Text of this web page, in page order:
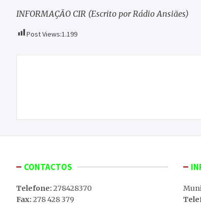
INFORMAÇÃO CIR (Escrito por Rádio Ansiães)
Post Views:1.199
CONTACTOS
Telefone: 278428370
Fax: 278 428 379